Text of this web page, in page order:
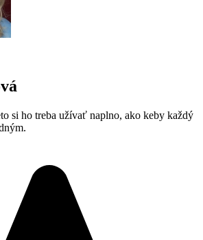
si ho treba užívať naplno, ako keby každý